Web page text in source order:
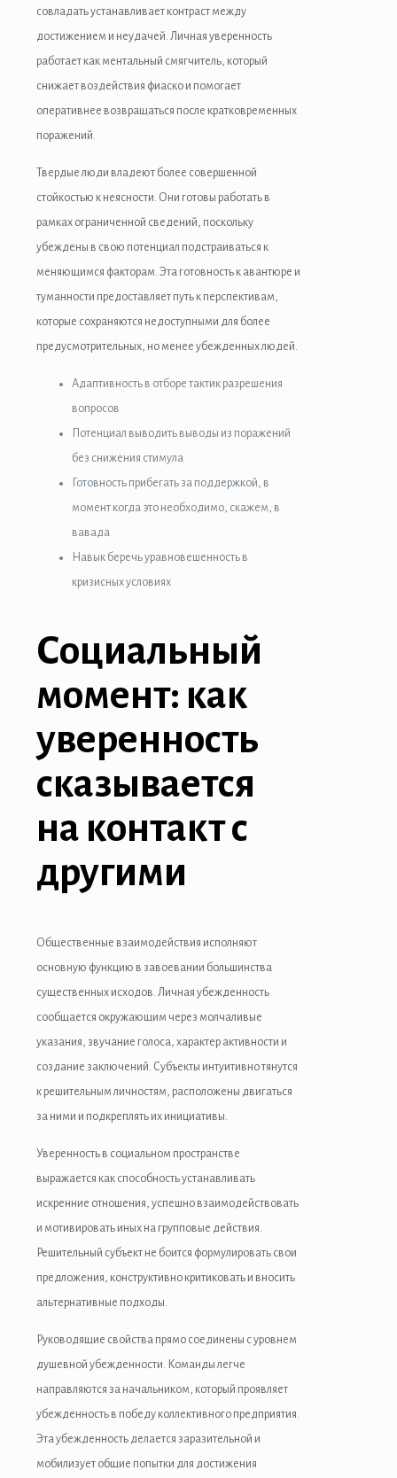
совладать устанавливает контраст между
достижением и неудачей. Личная уверенность
работает как ментальный смягчитель, который
снижает воздействия фиаско и помогает
оперативнее возвращаться после кратковременных
поражений.
Твердые люди владеют более совершенной
стойкостью к неясности. Они готовы работать в
рамках ограниченной сведений, поскольку
убеждены в свою потенциал подстраиваться к
меняющимся факторам. Эта готовность к авантюре и
туманности предоставляет путь к перспективам,
которые сохраняются недоступными для более
предусмотрительных, но менее убежденных людей.
Адаптивность в отборе тактик разрешения
вопросов
Потенциал выводить выводы из поражений
без снижения стимула
Готовность прибегать за поддержкой, в
момент когда это необходимо, скажем, в
вавада
Навык беречь уравновешенность в
кризисных условиях
Социальный
момент: как
уверенность
сказывается
на контакт с
другими
Общественные взаимодействия исполняют
основную функцию в завоевании большинства
существенных исходов. Личная убежденность
сообщается окружающим через молчаливые
указания, звучание голоса, характер активности и
создание заключений. Субъекты интуитивно тянутся
к решительным личностям, расположены двигаться
за ними и подкреплять их инициативы.
Уверенность в социальном пространстве
выражается как способность устанавливать
искренние отношения, успешно взаимодействовать
и мотивировать иных на групповые действия.
Решительный субъект не боится формулировать свои
предложения, конструктивно критиковать и вносить
альтернативные подходы.
Руководящие свойства прямо соединены с уровнем
душевной убежденности. Команды легче
направляются за начальником, который проявляет
убежденность в победу коллективного предприятия.
Эта убежденность делается заразительной и
мобилизует общие попытки для достижения